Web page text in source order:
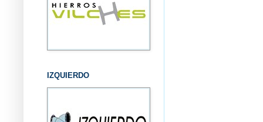
IZQUIERDO